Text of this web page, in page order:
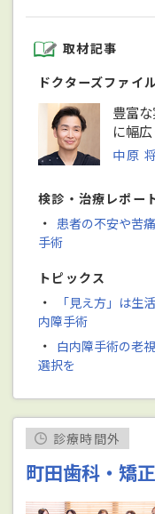
取材記事
ドクターズファイ
豊富
に幅
中原
検診・治療レポー
・ 患者の不安や苦
手術
トピックス
・
「見え方」は生
内障手術
・ 白内障手術の老
選択を
診療時間外
町田歯科・矯